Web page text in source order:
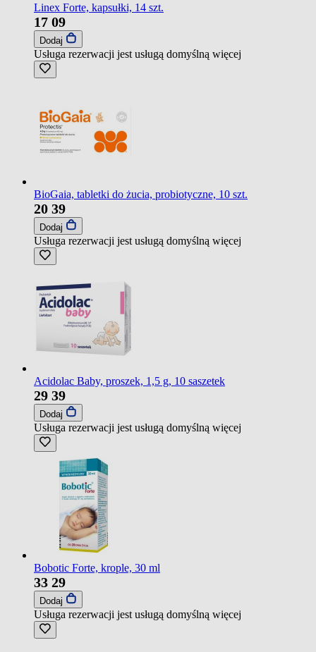
Linex Forte, kapsułki, 14 szt.
17 09
Dodaj
Usługa rezerwacji jest usługą domyślną więcej
BioGaia, tabletki do żucia, probiotyczne, 10 szt.
20 39
Dodaj
Usługa rezerwacji jest usługą domyślną więcej
Acidolac Baby, proszek, 1,5 g, 10 saszetek
29 39
Dodaj
Usługa rezerwacji jest usługą domyślną więcej
Bobotic Forte, krople, 30 ml
33 29
Dodaj
Usługa rezerwacji jest usługą domyślną więcej